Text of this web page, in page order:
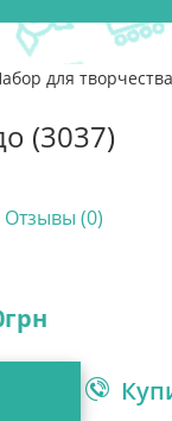
для
(3037)
Отзывы (0)
грн